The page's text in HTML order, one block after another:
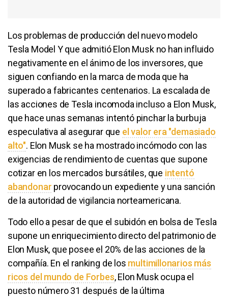
Los problemas de producción del nuevo modelo
Tesla Model Y que admitió Elon Musk no han influido
negativamente en el ánimo de los inversores, que
siguen confiando en la marca de moda que ha
superado a fabricantes centenarios. La escalada de
las acciones de Tesla incomoda incluso a Elon Musk,
que hace unas semanas intentó pinchar la burbuja
especulativa al asegurar que el valor era "demasiado
alto". Elon Musk se ha mostrado incómodo con las
exigencias de rendimiento de cuentas que supone
cotizar en los mercados bursátiles, que intentó
abandonar provocando un expediente y una sanción
de la autoridad de vigilancia norteamericana.
Todo ello a pesar de que el subidón en bolsa de Tesla
supone un enriquecimiento directo del patrimonio de
Elon Musk, que posee el 20% de las acciones de la
compañía. En el ranking de los multimillonarios más
ricos del mundo de Forbes, Elon Musk ocupa el
puesto número 31 después de la última